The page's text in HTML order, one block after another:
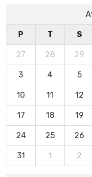
P T S
27 28 29
3 4 5
10 11 12
17 18 19
24 25 26
31 1 2